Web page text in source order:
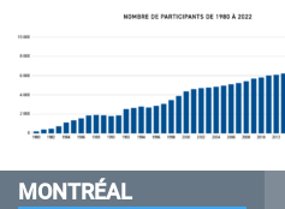
MONTRÉAL